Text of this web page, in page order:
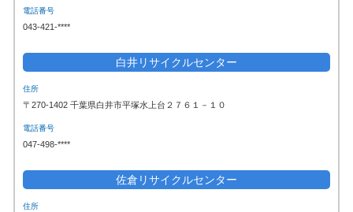
電話番号
043-421-****
白井リサイクルセンター
住所
〒270-1402 千葉県白井市平塚水上台２７６１－１０
電話番号
047-498-****
佐倉リサイクルセンター
住所